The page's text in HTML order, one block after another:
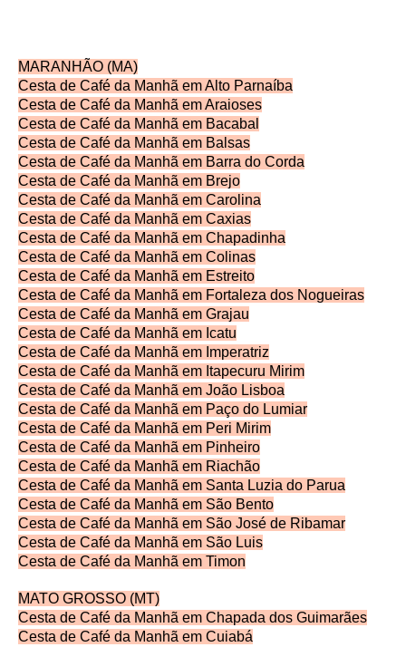
MARANHÃO (MA)
Cesta de Café da Manhã em Alto Parnaíba
Cesta de Café da Manhã em Araioses
Cesta de Café da Manhã em Bacabal
Cesta de Café da Manhã em Balsas
Cesta de Café da Manhã em Barra do Corda
Cesta de Café da Manhã em Brejo
Cesta de Café da Manhã em Carolina
Cesta de Café da Manhã em Caxias
Cesta de Café da Manhã em Chapadinha
Cesta de Café da Manhã em Colinas
Cesta de Café da Manhã em Estreito
Cesta de Café da Manhã em Fortaleza dos Nogueiras
Cesta de Café da Manhã em Grajau
Cesta de Café da Manhã em Icatu
Cesta de Café da Manhã em Imperatriz
Cesta de Café da Manhã em Itapecuru Mirim
Cesta de Café da Manhã em João Lisboa
Cesta de Café da Manhã em Paço do Lumiar
Cesta de Café da Manhã em Peri Mirim
Cesta de Café da Manhã em Pinheiro
Cesta de Café da Manhã em Riachão
Cesta de Café da Manhã em Santa Luzia do Parua
Cesta de Café da Manhã em São Bento
Cesta de Café da Manhã em São José de Ribamar
Cesta de Café da Manhã em São Luis
Cesta de Café da Manhã em Timon
MATO GROSSO (MT)
Cesta de Café da Manhã em Chapada dos Guimarães
Cesta de Café da Manhã em Cuiabá